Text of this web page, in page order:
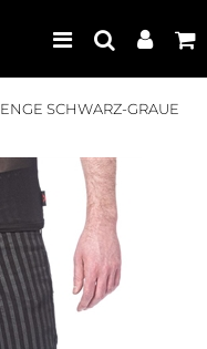
ENGE SCHWARZ-GRAUE